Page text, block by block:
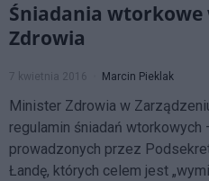
Śniadania
Zdrowia
7 kwietnia 2016 Marcin Pieklak
Minister Zdrowia w
regulamin śniadań
prowadzonych przez
Łandę, których celem jest